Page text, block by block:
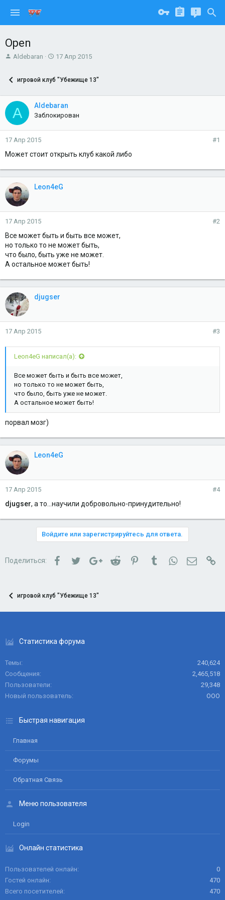
Open
А
о
т
е
м
ы
Aldebaran
Д
ч
а
л
17 Апр 2015
игровой клуб "Убежище 13"
A Aldebaran
Заблокирован
17 Апр 2015 #1
Может стоит открыть клуб какой либо
Leon4eG
17 Апр 2015 #2
Все может быть и быть все может,
но только то не может быть,
что было, быть уже не может.
А остальное может быть!
djugser
17 Апр 2015 #3
Leon4eG написал(а):
Все может быть и быть все может,
но только то не может быть,
что было, быть уже не может.
А остальное может быть!
порвал мозг)
Leon4eG
17 Апр 2015 #4
djugser, а то...научили добровольно-принудительно!
Войдите или зарегистрируйтесь для ответа.
Поделиться: FacebookTwitterGoogle+Reddit PinterestTumblrWhatsApp
игровой клуб "Убежище 13"
Статистика форума
Темы
240,624
Сообщения
2,465,518
Пользователи
29,348
Новый пользователь
ООО
Быстрая навигация
Главная
Форумы
Обратная Связь
Меню пользователя
Login
Онлайн статистика
Пользователей онлайн
0
Гостей онлайн
470
Всего посетителей
470